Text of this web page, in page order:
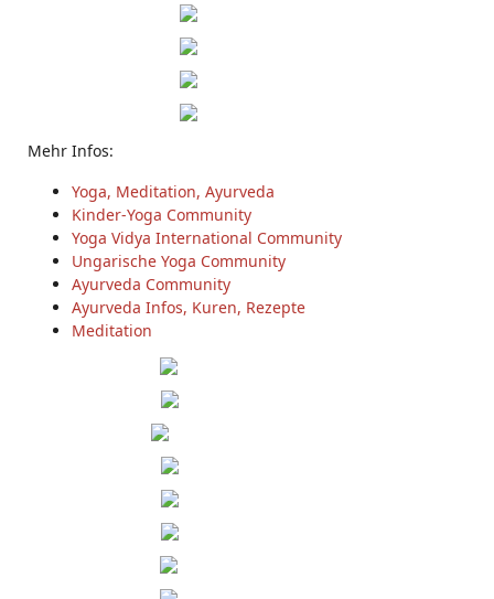
Mehr Infos:
Yoga, Meditation, Ayurveda
Kinder-Yoga Community
Yoga Vidya International Community
Ungarische Yoga Community
Ayurveda Community
Ayurveda Infos, Kuren, Rezepte
Meditation